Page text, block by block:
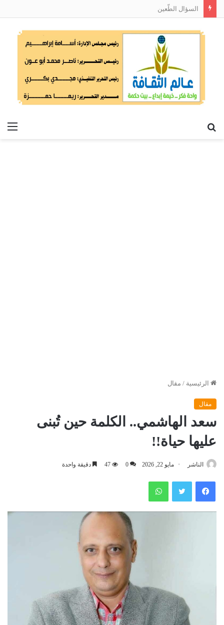
السؤال الطّعين
الرئيسية / مقال
مقال
سعد الهاشمي.. الكلمة حين تُبنى
عليها حياة!!
الناشر مايو 22, 2026 0
47 دقيقة واحدة
فيسبوك تويتر واتساب